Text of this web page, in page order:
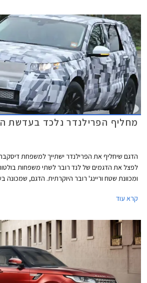
מחליף הפרילנדר נלכד בעדשת
הדגם שיחליף את הפרילנדר ישתייך למשפחת
לפצל את הדגמים של לנד רובר לשתי משפחות
קרא עוד